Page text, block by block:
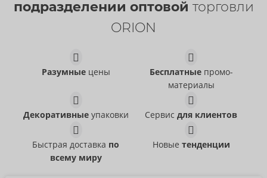
Abierta Fina- ORION Brand
- ORION Brand
22157801021
89,95 €
Abierta Fina- ORION Brand
Suspender Set
Abierta Fina- ORION Brand
Прекращенная статья
22141801021
РРЦ:49,95 €
подразделении оптовой торговли
ORION
Разумныецены Бесплатныепромо-
материалы
Декоративныеупаковки Сервисдля клиентов
Быстрая доставка по
всему миру
Новые тенденции